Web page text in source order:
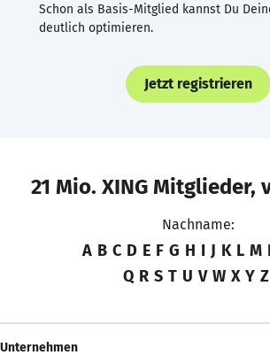
Schon als Basis-Mitglied kannst Du
deutlich optimieren.
Jetzt registrieren
21 Mio. XING Mitglieder,
Nachname:
A B C D E F G H I J K L M
Q R S T U V W X Y Z
Unternehmen